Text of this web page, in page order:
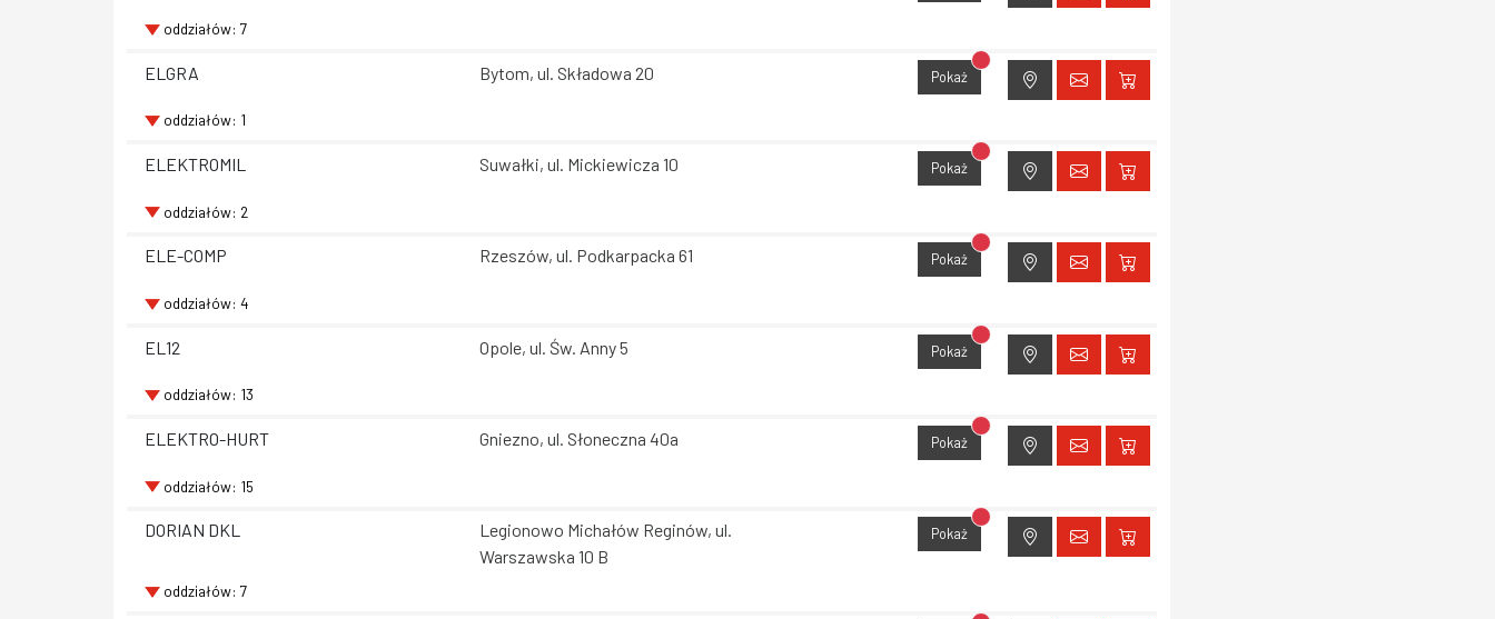
oddziałów: 7
ELGRA Bytom, ul. Składowa 20 Pokaż Brak dostępu do lokalizacji
oddziałów: 1
ELEKTROMIL Suwałki, ul. Mickiewicza 10 Pokaż Brak dostępu do lokalizacji
oddziałów: 2
ELE-COMP Rzeszów, ul. Podkarpacka 61 Pokaż Brak dostępu do lokalizacji
oddziałów: 4
EL12 Opole, ul. Św. Anny 5 Pokaż Brak dostępu do lokalizacji
oddziałów: 13
ELEKTRO-HURT Gniezno, ul. Słoneczna 40a Pokaż Brak dostępu do lokalizacji
oddziałów: 15
DORIAN DKL
Legionowo Michałów Reginów, ul.
Warszawska 10 B
Pokaż Brak dostępu do lokalizacji
oddziałów: 7